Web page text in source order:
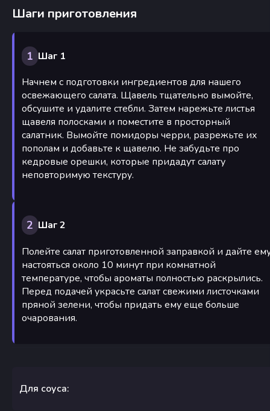
Шаги приготовления
1 Шаг 1
Начнем с подготовки ингредиентов для нашего
освежающего салата. Щавель тщательно вымойте,
обсушите и удалите стебли. Затем нарежьте листья
щавеля полосками и поместите в просторный
салатник. Вымойте помидоры черри, разрежьте их
пополам и добавьте к щавелю. Не забудьте про
кедровые орешки, которые придадут салату
неповторимую текстуру.
2 Шаг 2
Полейте салат приготовленной заправкой и дайте
настояться около 10 минут при комнатной
температуре, чтобы ароматы полностью раскрылись.
Перед подачей украсьте салат свежими листочками
пряной зелени, чтобы придать ему еще больше
очарования.
Для соуса: